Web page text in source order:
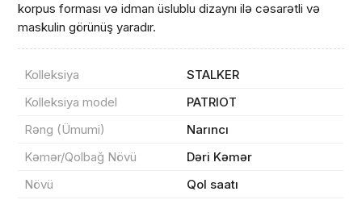
korpus forması və idman üslublu dizaynı ilə cəsarətli və
maskulin görünüş yaradır.
Kolleksiya
STALKER
Kolleksiya model
PATRIOT
Rəng (Ümumi)
Narıncı
Kəmər/Qolbağ Növü
Dəri Kəmər
Növü
Qol saatı